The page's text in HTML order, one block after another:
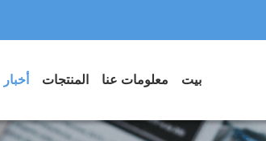
بيت معلومات عنا المنتجات أخبار